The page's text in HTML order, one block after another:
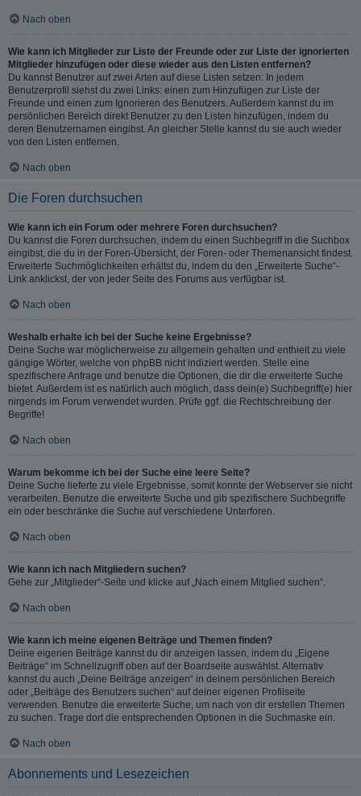
Nach oben
Wie kann ich Mitglieder zur Liste der Freunde oder zur Liste der ignorierten
Mitglieder hinzufügen oder diese wieder aus den Listen entfernen?
Du kannst Benutzer auf zwei Arten auf diese Listen setzen: In jedem
Benutzerprofil siehst du zwei Links: einen zum Hinzufügen zur Liste der
Freunde und einen zum Ignorieren des Benutzers. Außerdem kannst du im
persönlichen Bereich direkt Benutzer zu den Listen hinzufügen, indem du
deren Benutzernamen eingibst. An gleicher Stelle kannst du sie auch wieder
von den Listen entfernen.
Nach oben
Die Foren durchsuchen
Wie kann ich ein Forum oder mehrere Foren durchsuchen?
Du kannst die Foren durchsuchen, indem du einen Suchbegriff in die Suchbox
eingibst, die du in der Foren-Übersicht, der Foren- oder Themenansicht findest.
Erweiterte Suchmöglichkeiten erhältst du, indem du den „Erweiterte Suche“-
Link anklickst, der von jeder Seite des Forums aus verfügbar ist.
Nach oben
Weshalb erhalte ich bei der Suche keine Ergebnisse?
Deine Suche war möglicherweise zu allgemein gehalten und enthielt zu viele
gängige Wörter, welche von phpBB nicht indiziert werden. Stelle eine
spezifischere Anfrage und benutze die Optionen, die dir die erweiterte Suche
bietet. Außerdem ist es natürlich auch möglich, dass dein(e) Suchbegriff(e) hier
nirgends im Forum verwendet wurden. Prüfe ggf. die Rechtschreibung der
Begriffe!
Nach oben
Warum bekomme ich bei der Suche eine leere Seite?
Deine Suche lieferte zu viele Ergebnisse, somit konnte der Webserver sie nicht
verarbeiten. Benutze die erweiterte Suche und gib spezifischere Suchbegriffe
ein oder beschränke die Suche auf verschiedene Unterforen.
Nach oben
Wie kann ich nach Mitgliedern suchen?
Gehe zur „Mitglieder“-Seite und klicke auf „Nach einem Mitglied suchen“.
Nach oben
Wie kann ich meine eigenen Beiträge und Themen finden?
Deine eigenen Beiträge kannst du dir anzeigen lassen, indem du „Eigene
Beiträge“ im Schnellzugriff oben auf der Boardseite auswählst. Alternativ
kannst du auch „Deine Beiträge anzeigen“ in deinem persönlichen Bereich
oder „Beiträge des Benutzers suchen“ auf deiner eigenen Profilseite
verwenden. Benutze die erweiterte Suche, um nach von dir erstellen Themen
zu suchen. Trage dort die entsprechenden Optionen in die Suchmaske ein.
Nach oben
Abonnements und Lesezeichen